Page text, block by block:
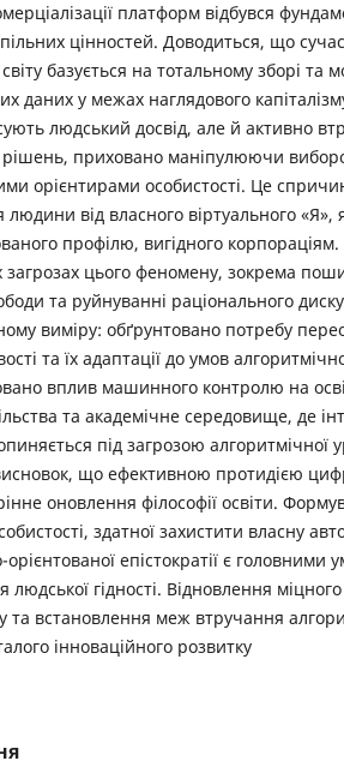
платформ відбувся
цінностей. Доводиться, що
базується на тотальному зборі та
даних у межах наглядового
людський досвід, але й активно
приховано маніпулюючи
орієнтирами особистості. Це
людини від власного віртуального «Я»,
профілю, вигідного
загрозах цього феномену, зокрема
та руйнуванні раціонального
виміру: обґрунтовано потребу
та їх адаптації до умов
вплив машинного контролю на
та академічне середовище, де
під загрозою алгоритмічної
що ефективною протидією
оновлення філософії освіти.
здатної захистити власну
орієнтованої епістократії є головними
людської гідності. Відновлення
та встановлення меж втручання
інноваційного розвитку